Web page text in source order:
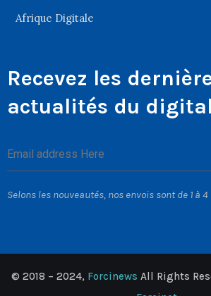
Afrique Digitale
Recevez les
actualités du digital
Selons les nouveautés, nos envois sont de 1 à
© 2018 – 2024, Forcinews All Rights